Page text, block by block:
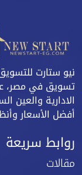
نيو ستارت
تسويق في مصر،
الادارية والعين
أفضل الأسعار
روابط سريعة
مقالات